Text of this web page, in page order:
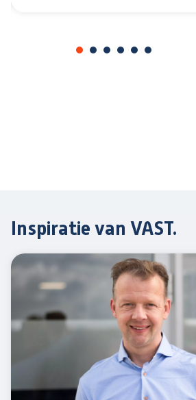
Inspiratie van VAST.